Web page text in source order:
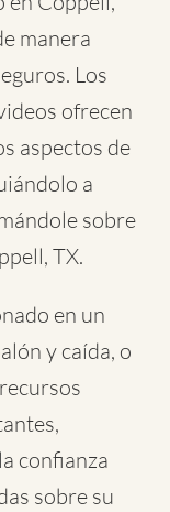
manera
Los
ofrecen
aspectos de
a
sobre
TX.
en un
y caída, o
confianza
sobre su